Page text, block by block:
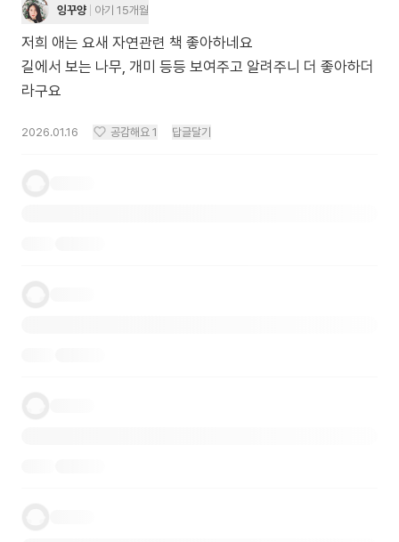
잉꾸양 아기 15개월
저희 애는 요새 자연관련 책 좋아하네요
길에서 보는 나무, 개미 등등 보여주고 알려주니 더 좋아하더
라구요
2026.01.16 공감해요 1 답글달기